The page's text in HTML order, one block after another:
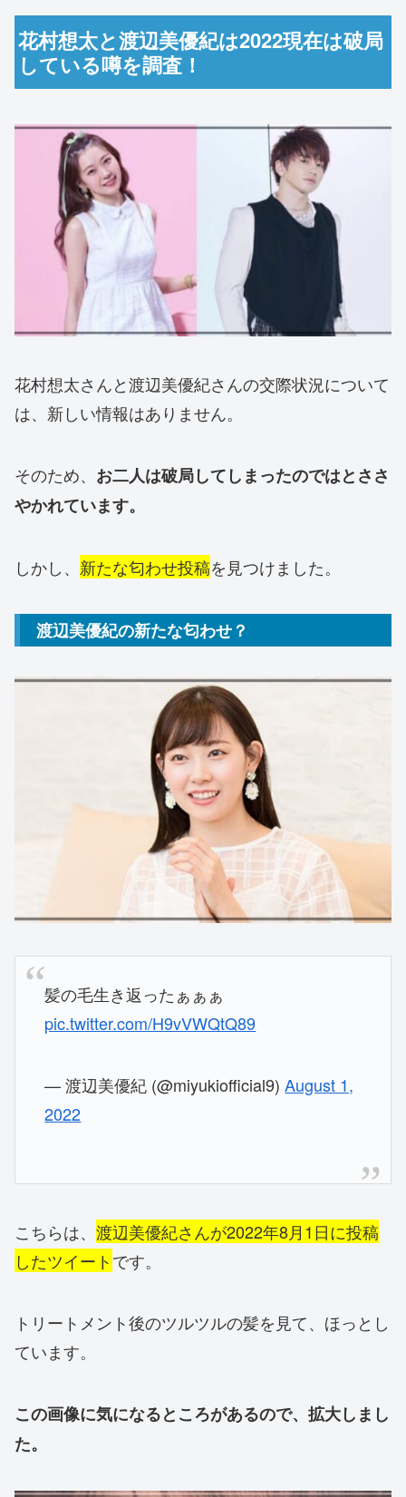
花村想太と渡辺美優紀は2022現在は破局
している噂を調査！
花村想太さんと渡辺美優紀さんの交際状況について
は、新しい情報はありません。
そのため、 お二人は破局してしまったのではとささ
やかれています。
しかし、 新たな匂わせ投稿を見つけました。
渡辺美優紀の新たな匂わせ？
髪の毛生き返ったぁぁぁ
pic.twitter.com/H9vVWQtQ89
— 渡辺美優紀 (@miyukiofficial9)August 1,
2022
こちらは、 渡辺美優紀さんが2022年8月1日に投稿
したツイートです。
トリートメント後のツルツルの髪を見て、ほっとし
ています。
この画像に気になるところがあるので、拡大しまし
た。